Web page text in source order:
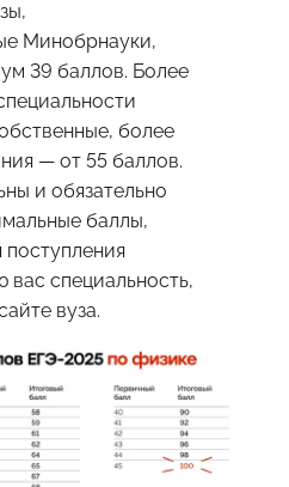
Минобрнауки,
39 баллов. Более
более
— от 55 баллов.
и обязательно
баллы,
специальность,
вуза.